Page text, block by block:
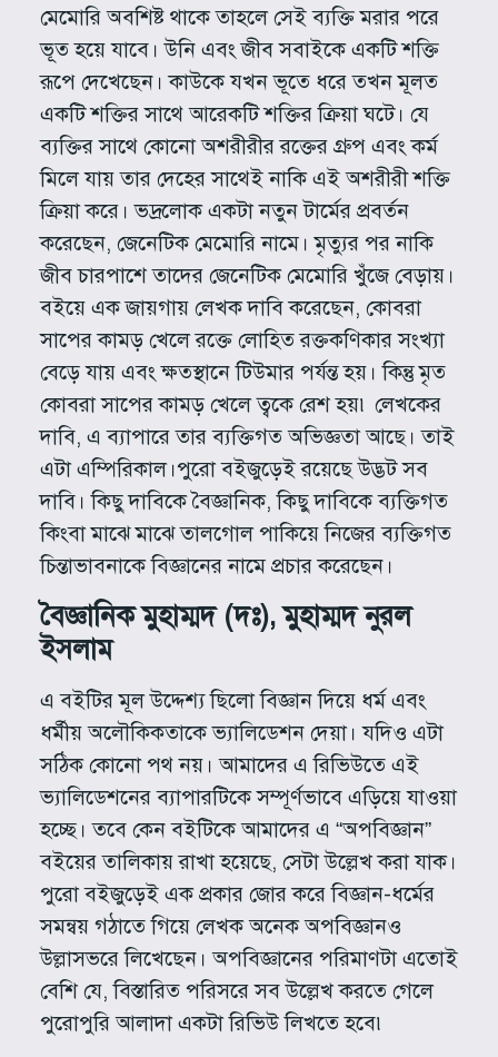
মেমোরি অবশিষ্ট থাকে তাহলে সেই ব্যক্তি মরার পরে
ভূত হয়ে যাবে। উনি এবং জীব সবাইকে একটি শক্তি
রূপে দেখেছেন। কাউকে যখন ভূতে ধরে তখন মূলত
একটি শক্তির সাথে আরেকটি শক্তির ক্রিয়া ঘটে। যে
ব্যক্তির সাথে কোনো অশরীরীর রক্তের গ্রুপ এবং কর্ম
মিলে যায় তার দেহের সাথেই নাকি এই অশরীরী শক্তি
ক্রিয়া করে। ভদ্রলোক একটা নতুন টার্মের প্রবর্তন
করেছেন, জেনেটিক মেমোরি নামে। মৃত্যুর পর নাকি
জীব চারপাশে তাদের জেনেটিক মেমোরি খুঁজে বেড়ায়।
বইয়ে এক জায়গায় লেখক দাবি করেছেন, কোবরা
সাপের কামড় খেলে রক্তে লোহিত রক্তকণিকার সংখ্যা
বেড়ে যায় এবং ক্ষতস্থানে টিউমার পর্যন্ত হয়। কিন্তু মৃত
কোবরা সাপের কামড় খেলে ত্বকে রেশ হয়৷ লেখকের
দাবি, এ ব্যাপারে তার ব্যক্তিগত অভিজ্ঞতা আছে। তাই
এটা এম্পিরিকাল।পুরো বইজুড়েই রয়েছে উদ্ভট সব
দাবি। কিছু দাবিকে বৈজ্ঞানিক, কিছু দাবিকে ব্যক্তিগত
কিংবা মাঝে মাঝে তালগোল পাকিয়ে নিজের ব্যক্তিগত
চিন্তাভাবনাকে বিজ্ঞানের নামে প্রচার করেছেন।
বৈজ্ঞানিক মুহাম্মদ (দঃ), মুহাম্মদ নুরল
ইসলাম
এ বইটির মূল উদ্দেশ্য ছিলো বিজ্ঞান দিয়ে ধর্ম এবং
ধর্মীয় অলৌকিকতাকে ভ্যালিডেশন দেয়া। যদিও এটা
সঠিক কোনো পথ নয়। আমাদের এ রিভিউতে এই
ভ্যালিডেশনের ব্যাপারটিকে সম্পূর্ণভাবে এড়িয়ে যাওয়া
হচ্ছে। তবে কেন বইটিকে আমাদের এ “অপবিজ্ঞান”
বইয়ের তালিকায় রাখা হয়েছে, সেটা উল্লেখ করা যাক।
পুরো বইজুড়েই এক প্রকার জোর করে বিজ্ঞান-ধর্মের
সমন্বয় গঠাতে গিয়ে লেখক অনেক অপবিজ্ঞানও
উল্লাসভরে লিখেছেন। অপবিজ্ঞানের পরিমাণটা এতোই
বেশি যে, বিস্তারিত পরিসরে সব উল্লেখ করতে গেলে
পুরোপুরি আলাদা একটা রিভিউ লিখতে হবে৷